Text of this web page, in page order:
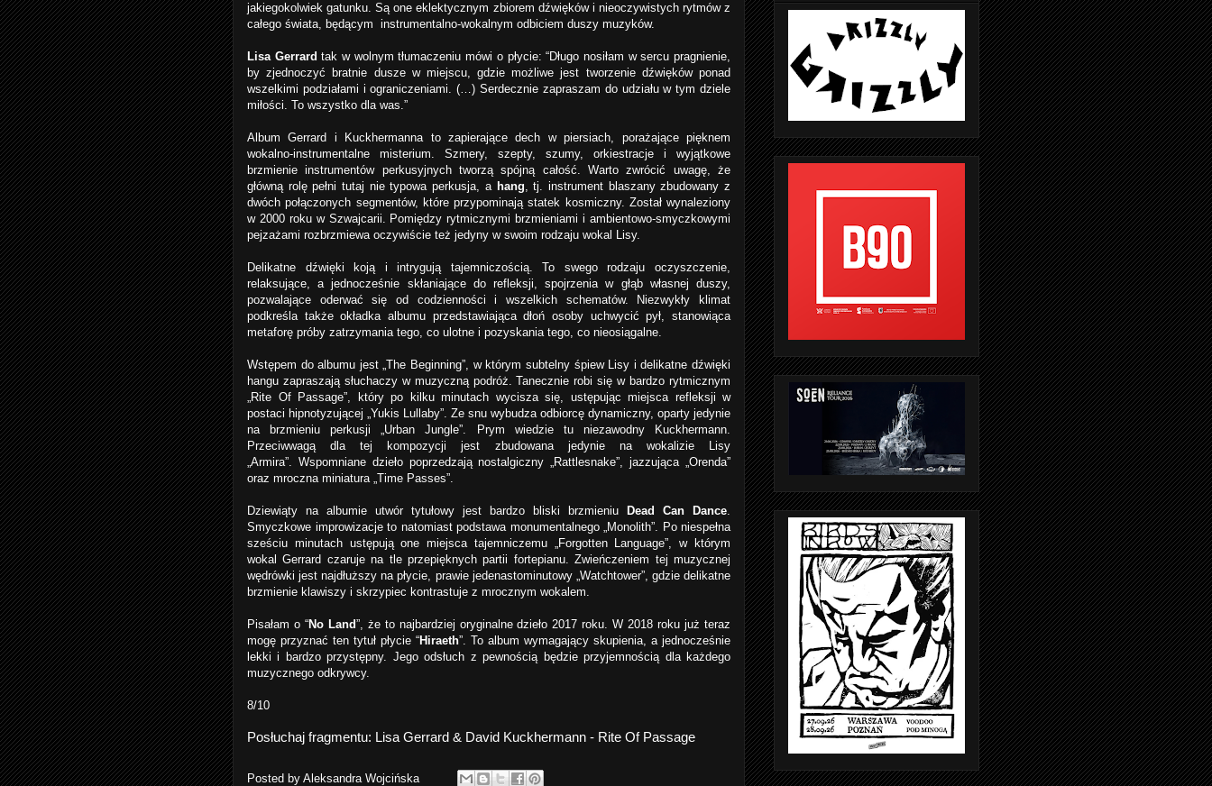
jakiegokolwiek gatunku. Są one eklektycznym zbiorem dźwięków i nieoczywistych rytmów z
całego świata, będącym instrumentalno-wokalnym odbiciem duszy muzyków.
Lisa Gerrard tak w wolnym tłumaczeniu mówi o płycie: “Długo nosiłam w sercu pragnienie,
by zjednoczyć bratnie dusze w miejscu, gdzie możliwe jest tworzenie dźwięków ponad
wszelkimi podziałami i ograniczeniami. (…) Serdecznie zapraszam do udziału w tym dziele
miłości. To wszystko dla was.”
Album Gerrard i Kuckhermanna to zapierające dech w piersiach, porażające pięknem
wokalno-instrumentalne misterium. Szmery, szepty, szumy, orkiestracje i wyjątkowe
brzmienie instrumentów perkusyjnych tworzą spójną całość. Warto zwrócić uwagę, że
główną rolę pełni tutaj nie typowa perkusja, a hang, tj. instrument blaszany zbudowany z
dwóch połączonych segmentów, które przypominają statek kosmiczny. Został wynaleziony
w 2000 roku w Szwajcarii. Pomiędzy rytmicznymi brzmieniami i ambientowo-smyczkowymi
pejzażami rozbrzmiewa oczywiście też jedyny w swoim rodzaju wokal Lisy.
Delikatne dźwięki koją i intrygują tajemniczością. To swego rodzaju oczyszczenie,
relaksujące, a jednocześnie skłaniające do refleksji, spojrzenia w głąb własnej duszy,
pozwalające oderwać się od codzienności i wszelkich schematów. Niezwykły klimat
podkreśla także okładka albumu przedstawiająca dłoń osoby uchwycić pył, stanowiąca
metaforę próby zatrzymania tego, co ulotne i pozyskania tego, co nieosiągalne.
Wstępem do albumu jest „The Beginning”, w którym subtelny śpiew Lisy i delikatne dźwięki
hangu zapraszają słuchaczy w muzyczną podróż. Tanecznie robi się w bardzo rytmicznym
„Rite Of Passage”, który po kilku minutach wycisza się, ustępując miejsca refleksji w
postaci hipnotyzującej „Yukis Lullaby”. Ze snu wybudza odbiorcę dynamiczny, oparty jedynie
na brzmieniu perkusji „Urban Jungle”. Prym wiedzie tu niezawodny
Kuckhermann.
Przeciwwagą dla tej kompozycji jest zbudowana jedynie na wokalizie Lisy
„Armira”. Wspomniane dzieło poprzedzają nostalgiczny „Rattlesnake”, jazzująca „Orenda”
oraz mroczna miniatura „Time Passes”.
Dziewiąty na albumie utwór tytułowy jest bardzo bliski brzmieniu Dead Can Dance.
Smyczkowe improwizacje to natomiast podstawa monumentalnego „Monolith”. Po niespełna
sześciu minutach ustępują one miejsca tajemniczemu „Forgotten Language”, w którym
wokal Gerrard czaruje na tle przepięknych partii fortepianu. Zwieńczeniem tej muzycznej
wędrówki jest najdłuższy na płycie, prawie jedenastominutowy „Watchtower”, gdzie delikatne
brzmienie klawiszy i skrzypiec kontrastuje z mrocznym wokalem.
Pisałam o “No Land”, że to najbardziej oryginalne dzieło 2017 roku. W 2018 roku już teraz
mogę przyznać ten tytuł płycie “Hiraeth”. To album wymagający skupienia, a jednocześnie
lekki i bardzo przystępny. Jego odsłuch z pewnością będzie przyjemnością dla każdego
muzycznego odkrywcy.
8/10
Posłuchaj fragmentu: Lisa Gerrard & David Kuckhermann - Rite Of Passage
Posted by Aleksandra Wojcińska